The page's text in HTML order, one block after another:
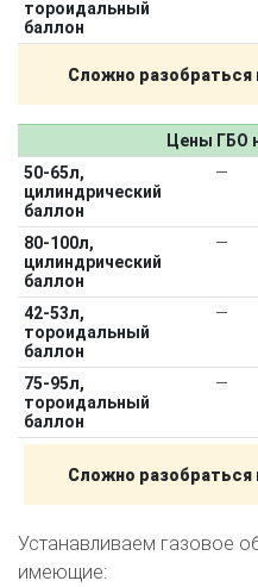
тороидальный
баллон
Сложно разобраться
Цены ГБО
50-65л,
цилиндрический
баллон
—
80-100л,
цилиндрический
баллон
—
42-53л,
тороидальный
баллон
—
75-95л,
тороидальный
баллон
—
Сложно разобраться
Устанавливаем газовое
имеющие: